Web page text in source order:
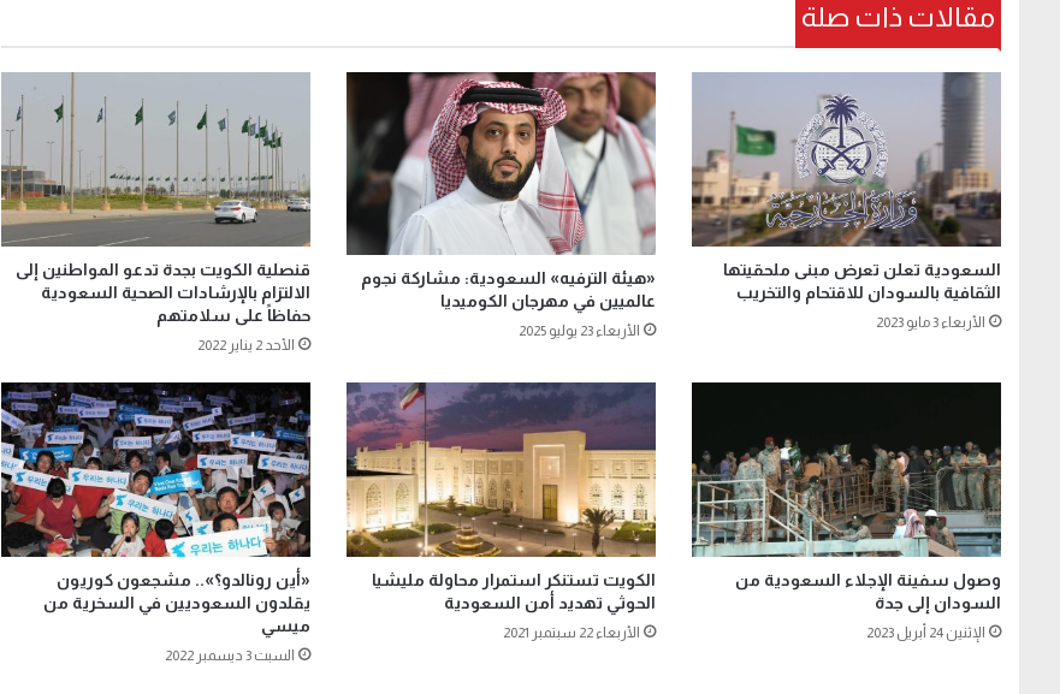
مقالات ذات صلة
السعودية تعلن تعرض مبنى ملحقيتها
الثقافية بالسودان للاقتحام والتخريب
الأربعاء 3 مايو 2023
«هيئة الترفيه» السعودية: مشاركة نجوم
عالميين في مهرجان الكوميديا
الأربعاء 23 يوليو 2025
قنصلية الكويت بجدة تدعو المواطنين إلى
الالتزام بالإرشادات الصحية السعودية
حفاظاً على سلامتهم
الأحد 2 يناير 2022
وصول سفينة الإجلاء السعودية من
السودان إلى جدة
الإثنين 24 أبريل 2023
الكويت تستنكر استمرار محاولة مليشيا
الحوثي تهديد أمن السعودية
الأربعاء 22 سبتمبر 2021
«أين رونالدو؟».. مشجعون كوريون
يقلدون السعوديين في السخرية من
ميسي
السبت 3 ديسمبر 2022